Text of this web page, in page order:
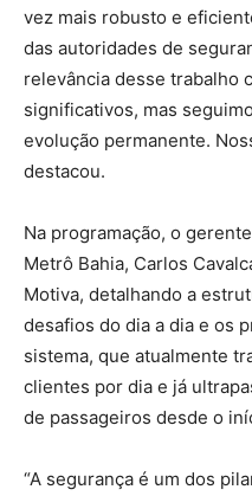
vez mais robusto e
das autoridades de
relevância desse trabalho
significativos, mas
evolução permanente.
destacou.
Na programação, o
Metrô Bahia, Carlos
Motiva, detalhando a
desafios do dia a dia e os
sistema, que atualmente
clientes por dia e já
de passageiros desde o
“A segurança é um dos